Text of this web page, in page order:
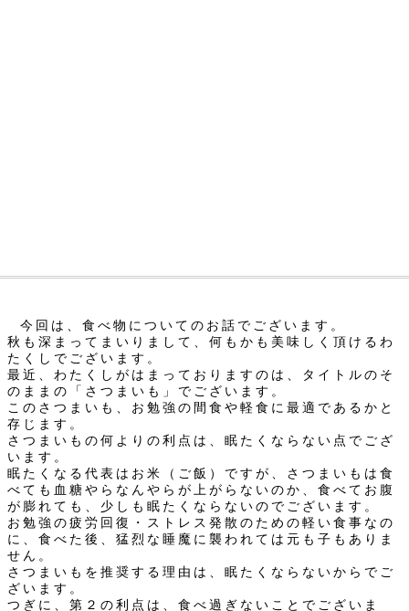
今回は、食べ物についてのお話でございます。
秋も深まってまいりまして、何もかも美味しく頂けるわ
たくしでございます。
最近、わたくしがはまっておりますのは、タイトルのそ
のままの「さつまいも」でございます。
このさつまいも、お勉強の間食や軽食に最適であるかと
存じます。
さつまいもの何よりの利点は、眠たくならない点でござ
います。
眠たくなる代表はお米（ご飯）ですが、さつまいもは食
べても血糖やらなんやらが上がらないのか、食べてお腹
が膨れても、少しも眠たくならないのでございます。
お勉強の疲労回復・ストレス発散のための軽い食事なの
に、食べた後、猛烈な睡魔に襲われては元も子もありま
せん。
さつまいもを推奨する理由は、眠たくならないからでご
ざいます。
つぎに、第２の利点は、食べ過ぎないことでございま